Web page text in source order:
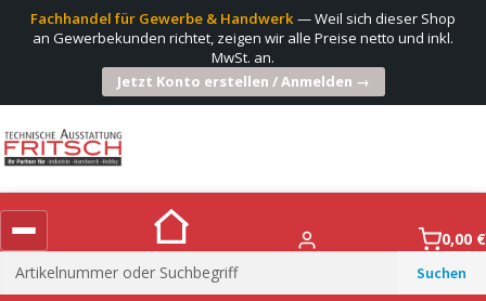
Fachhandel für Gewerbe & Handwerk— Weil sich dieser Shop
an Gewerbekunden richtet, zeigen wir alle Preise netto und inkl.
MwSt. an.
Jetzt Konto erstellen / Anmelden →
Suchen
nach:
0,00 €